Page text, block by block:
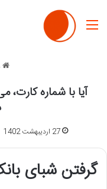
منو
آیا با شماره کارت،
27 اردیبهشت 1402
گرفتن شبای